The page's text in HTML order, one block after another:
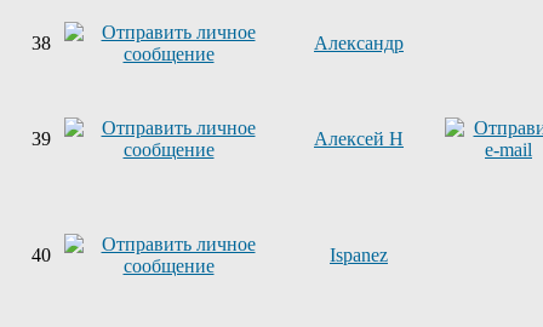
38 Александр
39 Алексей Н
40 Ispanez